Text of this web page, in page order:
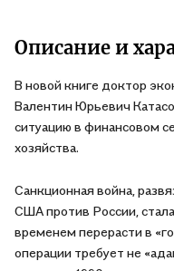
Описание и
В новой книге доктор
Валентин Юрьевич
ситуацию в финансовом
хозяйства.
Санкционная война,
США против России,
временем перерасти в
операции требует не